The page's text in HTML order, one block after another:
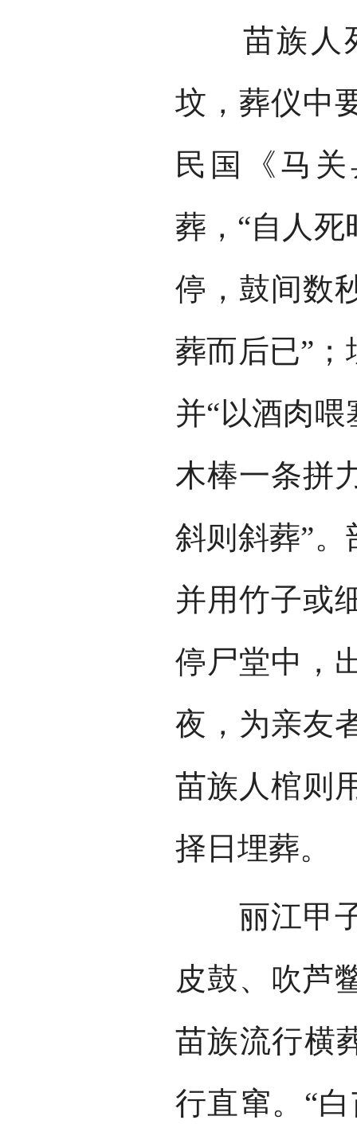
苗族人死
坟，葬仪中
民国《马
葬，“自人
停，鼓间数
葬而后已”；
并“以酒肉
木棒一条拼
斜则斜葬”。
并用竹子或
停尸堂中，
夜，为亲友
苗族人棺则
择日埋葬。
丽江甲子
皮鼓、吹芦
苗族流行横
行直窜。“